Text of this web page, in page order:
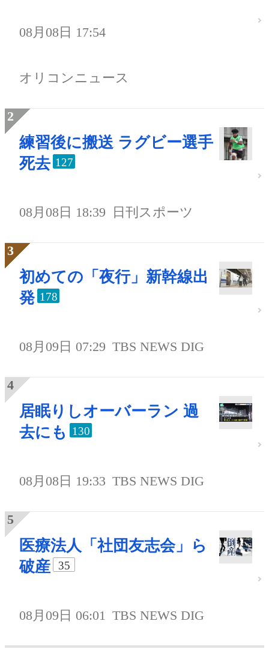
08月08日 17:54
オリコンニュース
練習後に搬送 ラグビー選手
死去 127
08月08日 18:39 日刊スポーツ
初めての「夜行」新幹線出
発 178
08月09日 07:29 TBS NEWS DIG
居眠りしオーバーラン 過
去にも
130
08月08日 19:33 TBS NEWS DIG
医療法人「社団友志会」ら
破産
35
08月09日 06:01 TBS NEWS DIG